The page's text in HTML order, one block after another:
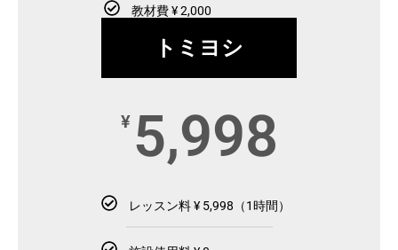
教材費 ¥ 2,000
トミヨシ
¥ 5,998
レッスン料 ¥ 5,998（1時間）